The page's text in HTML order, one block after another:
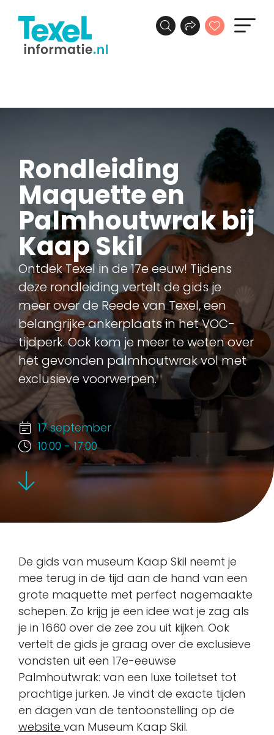
Rondleiding
Maquette en
Palmhoutwrak bij
Kaap Skil
Ontdek Texel in de 17e eeuw! Tijdens
deze rondleiding vertelt de gids je
meer over de Reede van Texel, een
belangrijke ankerplaats in het VOC-
tijdperk. Ook kom je meer te weten over
het gevonden palmhoutwrak vol met
exclusieve voorwerpen.
17 september
10:00 - 17:00
De gids van museum Kaap Skil neemt je
mee terug in de tijd aan de hand van een
grote maquette met perfect nagemaakte
schepen. Zo krijg je een idee wat je zag als
je in 1660 over de zee zou uit kijken. Ook
vertelt de gids je graag over de exclusieve
vondsten uit een 17e-eeuwse
Palmhoutwrak: van een luxe toiletset tot
prachtige jurken. Je vindt de exacte tijden
en dagen van de tentoonstelling op de
website van Museum Kaap Skil.